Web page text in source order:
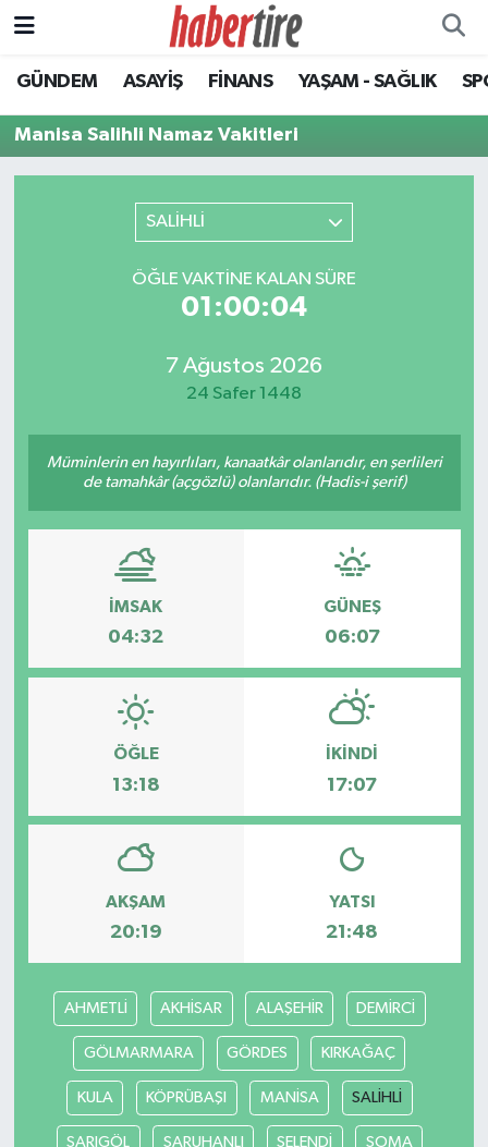
GÜNDEM ASAYİŞ FİNANS YAŞAM - SAĞLIK
Manisa Salihli Namaz Vakitleri
SALİHLİ
ÖĞLE VAKTINE KALAN SÜRE
01:00:04
7 Ağustos 2026
24 Safer 1448
Müminlerin en hayırlıları, kanaatkâr olanlarıdır, en şerlileri
de tamahkâr (açgözlü) olanlarıdır. (Hadis-i şerif)
İMSAK
04:32
GÜNEŞ
06:07
ÖĞLE
13:18
İKINDI
17:07
AKŞAM
20:19
YATSI
21:48
AHMETLİ AKHİSAR ALAŞEHİR DEMİRCİ
GÖLMARMARA GÖRDES KIRKAĞAÇ
KULA KÖPRÜBAŞI MANİSA SALİHLİ
SARIGÖL SARUHANLI SELENDİ SOMA
Tire Nöbetçi Eczaneler
Tire Hava Durumu
Tüm Manşetler
Son Dakika Haberleri